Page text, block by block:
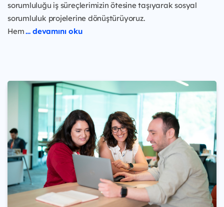
sorumluluğu iş süreçlerimizin ötesine taşıyarak sosyal
sorumluluk projelerine dönüştürüyoruz.
Hem… devamını oku